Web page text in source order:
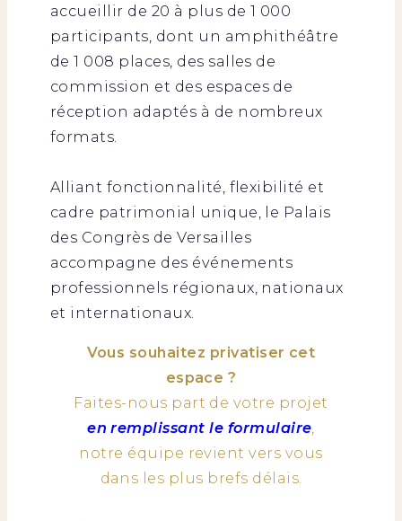
accueillir de 20 à plus de 1 000
participants, dont un amphithéâtre
de 1 008 places, des salles de
commission et des espaces de
réception adaptés à de nombreux
formats.
Alliant fonctionnalité, flexibilité et
cadre patrimonial unique, le Palais
des Congrès de Versailles
accompagne des événements
professionnels régionaux, nationaux
et internationaux.
Vous souhaitez privatiser cet
espace ?
Faites-nous part de votre projet
en remplissant le formulaire
notre équipe revient vers vous
dans les plus brefs délais.